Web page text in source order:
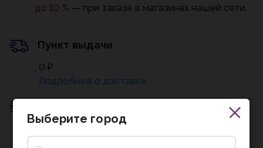
до 10 % — при заказе в магазинах нашей сети.
Пункт выдачи
0 ₽
Подробнее о доставке
Выберите город